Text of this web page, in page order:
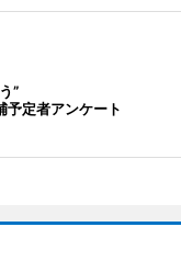
”
定者アンケート